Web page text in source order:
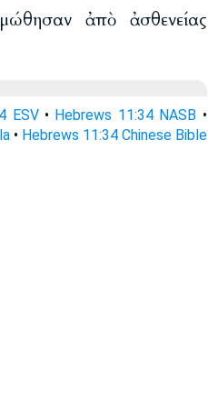
ἀπὸ ἀσθενείας
ESV• Hebrews 11:34 NASB •
• Hebrews 11:34 Chinese Bible